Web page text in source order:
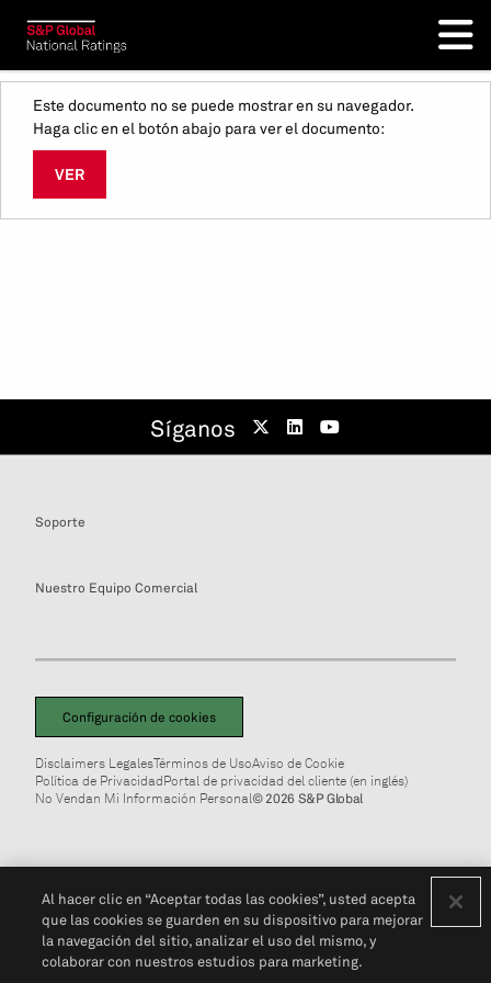
Este documento no se puede mostrar en su navegador.
Haga clic en el botón abajo para ver el documento:
VER
Síganos
Soporte
Nuestro Equipo Comercial
Configuración de cookies
Disclaimers LegalesTérminos de UsoAviso de Cookie
Política de PrivacidadPortal de privacidad del cliente (en inglés)
No Vendan Mi Información Personal© 2026 S&P Global
Al hacer clic en “Aceptar todas las cookies”, usted acepta
que las cookies se guarden en su dispositivo para mejorar
la navegación del sitio, analizar el uso del mismo, y
colaborar con nuestros estudios para marketing.